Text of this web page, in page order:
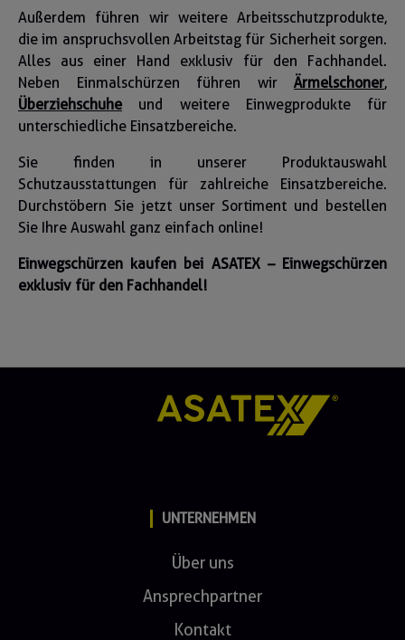
Außerdem führen wir weitere Arbeitsschutzprodukte,
die im anspruchsvollen Arbeitstag für Sicherheit sorgen.
Alles aus einer Hand exklusiv für den Fachhandel.
Neben Einmalschürzen führen wir Ärmelschoner,
Überziehschuhe und weitere Einwegprodukte für
unterschiedliche Einsatzbereiche.
Sie finden in unserer Produktauswahl
Schutzausstattungen für zahlreiche Einsatzbereiche.
Durchstöbern Sie jetzt unser Sortiment und bestellen
Sie Ihre Auswahl ganz einfach online!
Einwegschürzen kaufen bei ASATEX – Einwegschürzen
exklusiv für den Fachhandel!
UNTERNEHMEN
Über uns
Ansprechpartner
Kontakt